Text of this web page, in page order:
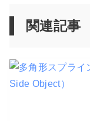
関連記事